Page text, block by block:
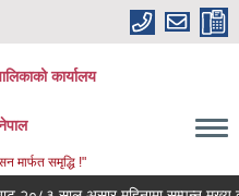
कार्यालय
मार्फत समृद्धि !"